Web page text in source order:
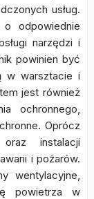
usług.
odpowiednie
narzędzi i
powinien być
w warsztacie i
jest również
ochronnego,
Oprócz
instalacji
i pożarów.
wentylacyjne,
powietrza w